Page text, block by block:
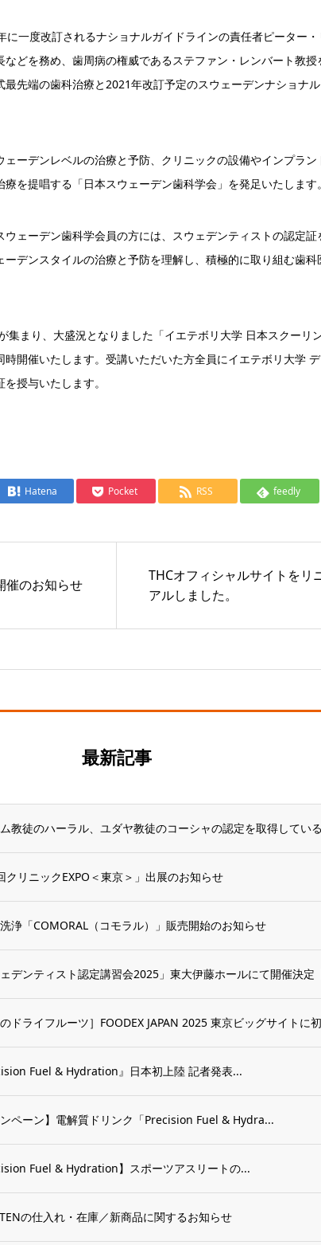
一度改訂されるナショナルガイドラインの責任者ピーター
どを務め、歯周病の権威であるステファン・レンバート教授
先端の歯科治療と2021年改訂予定のスウェーデンナショナ
ーデンレベルの治療と予防、クリニックの設備やインプラン
を提唱する「日本スウェーデン歯科学会」を発足いたします。
ェーデン歯科学会員の方には、スウェデンティストの認定証
デンスタイルの治療と予防を理解し、積極的に取り組む歯
集まり、大盛況となりました「イエテボリ大学 日本スクーリ
開催いたします。受講いただいた方全員にイエテボリ大学
授与いたします。
Hatena Pocket RSS feedly
催のお知らせ
THCオフィシャルサイトをリ
アルしました。
最新記事
クリニックEXPO＜東京＞」出展のお知らせ
浄「COMORAL（コモラル）」販売開始のお知らせ
のドライフルーツ］FOODEX JAPAN 2025 東京ビッグサイトに
Fuel & Hydration』日本初上陸 記者発表...
ンペーン】電解質ドリンク「Precision Fuel & Hydra...
Fuel & Hydration】スポーツアスリートの...
の仕入れ・在庫／新商品に関するお知らせ